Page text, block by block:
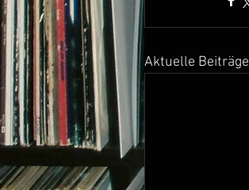
Aktuelle Beiträge